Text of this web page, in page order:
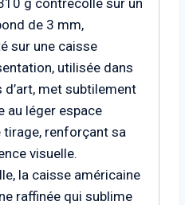
de 3 mm,
sur une caisse
utilisée dans
met subtilement
au léger espace
tirage, renforçant sa
visuelle.
la caisse américaine
raffinée qui sublime